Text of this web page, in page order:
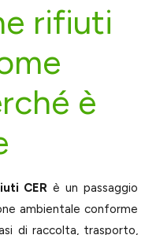
rifiuti
è
CER è un passaggio
ambientale conforme
di raccolta, trasporto,